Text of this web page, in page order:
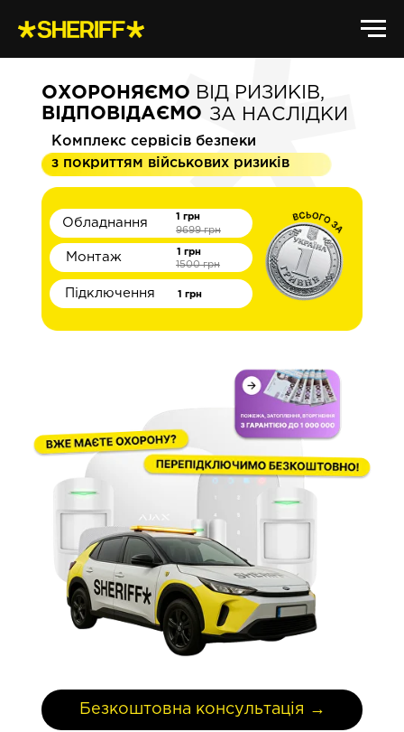
Безкоштовна консультація →
Комплекс сервісів безпеки
з покриттям військових ризиків
1 грн
1500 грн
Монтаж
1 грн
9699 грн
Обладнання
1 грн
Підключення
ВІД РИЗИКІВ,
ОХОРОНЯЄМО
ВІДПОВІДАЄМО ЗА НАСЛІДКИ